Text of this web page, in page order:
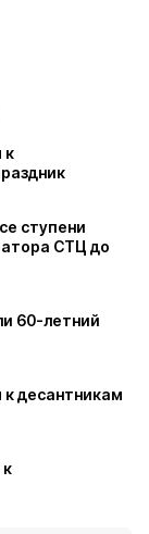
к
ступени
СТЦ до
60-летний
десантникам
к